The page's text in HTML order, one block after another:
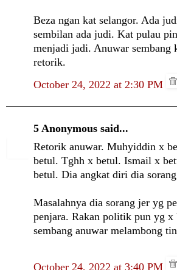
Beza ngan kat selangor. Ada
sembilan ada judi. Kat pulau
menjadi jadi. Anuwar sembang
retorik.
October 24, 2022 at 2:30 PM
5 Anonymous said...
Retorik anuwar. Muhyiddin x
betul. Tghh x betul. Ismail x
betul. Dia angkat diri dia
Masalahnya dia sorang jer yg
penjara. Rakan politik pun yg x
sembang anuwar melambong
October 24, 2022 at 3:40 PM